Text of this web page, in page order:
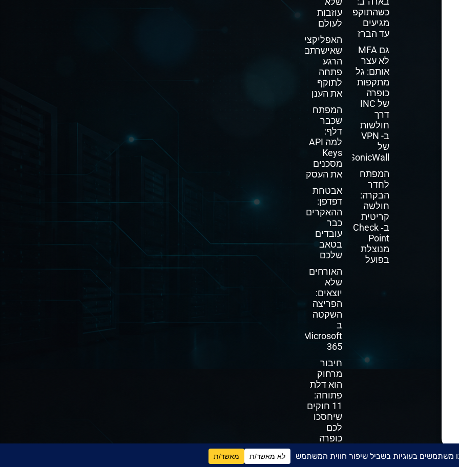
כשהתוקפים
מגיעים
עד הברז
גם MFA
לא עצר
אותם: גל
מתקפות
כופרה
של INC
דרך
חולשות
ב- VPN
של
SonicWall
המפתח
לחדר
הבקרה:
חולשה
קריטית
ב‑ Check
Point
מנוצלת
בפועל
עוזבות
לעולם
האפליקציה
שאישרתם
הרגע
פתחה
לתוקף
את הענן
המפתח
שכבר
דלף:
למה API
Keys
מסכנים
את העסק
אבטחת
דפדפן:
ההאקרים
כבר
עובדים
בטאב
שלכם
האורחים
שלא
יוצאים:
הפריצה
השקטה
ב
Microsoft
365
חיבור
מרחוק
הוא דלת
פתוחה:
11 חוקים
שיחסכו
לכם
כופרה